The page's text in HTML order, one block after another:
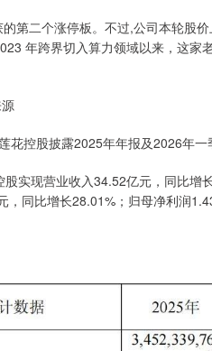
第二个涨停板。不过,公司本轮股
年跨界切入算力领域以来，这
花控股披露2025年年报及2026年一
实现营业收入34.52亿元，同比
，同比增长28.01%；归母净利润